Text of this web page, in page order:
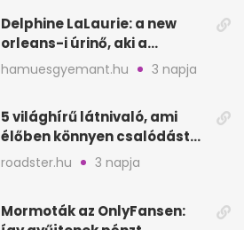
Delphine LaLaurie: a new
orleans-i úrinő, aki a
padláson kínzott
hamuesgyemant.hu 3 napja
5 világhírű látnivaló, ami
élőben könnyen csalódást
okozhat
roadster.hu 3 napja
Mormoták az OnlyFansen: